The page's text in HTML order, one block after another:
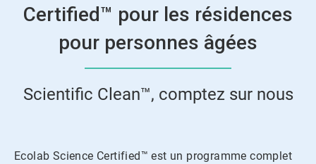
Certified™ pour les résidences
pour personnes âgées
Scientific Clean™, comptez sur nous
Ecolab Science Certified™ est un programme complet